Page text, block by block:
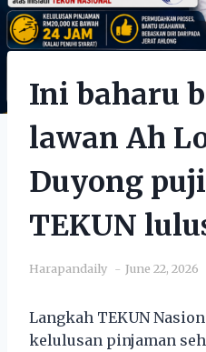
Ini baharu
lawan Ah
Duyong
TEKUN
Harapandaily June 22, 2026
Langkah TEKUN
kelulusan pinjaman